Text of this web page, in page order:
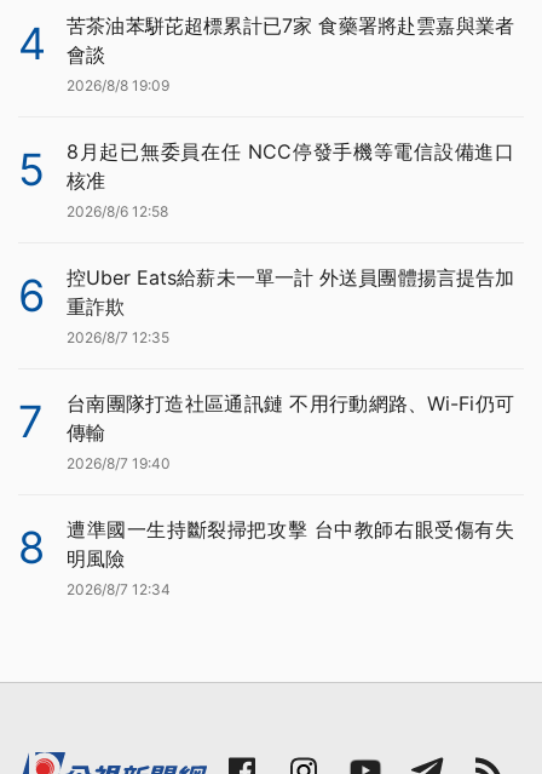
4
苦茶油苯駢芘超標累計已7家 食藥署將赴雲嘉與業者
會談
2026/8/8 19:09
5
8月起已無委員在任 NCC停發手機等電信設備進口
核准
2026/8/6 12:58
6
控Uber Eats給薪未一單一計 外送員團體揚言提告加
重詐欺
2026/8/7 12:35
7
台南團隊打造社區通訊鏈 不用行動網路、Wi-Fi仍可
傳輸
2026/8/7 19:40
8
遭準國一生持斷裂掃把攻擊 台中教師右眼受傷有失
明風險
2026/8/7 12:34